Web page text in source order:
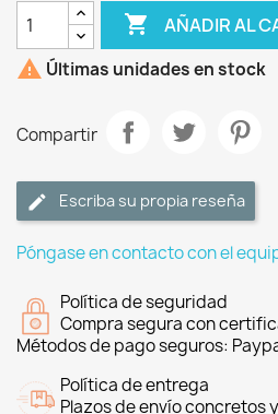
 AÑADIR AL
 Últimas unidades en stock
Compartir
Escriba su propia reseña
Póngase en contacto con el
Política de seguridad
Compra segura con
Métodos de pago seguros:
Política de entrega
Plazos de envío concretos